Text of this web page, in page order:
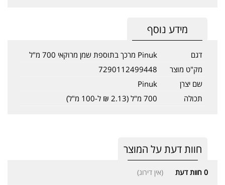
מידע נוסף
דגם
Pinuk מרכך בתוספת שמן מרוקאי 700 מ"ל
מק"ט מוצר
7290112499448
שם יצרן
Pinuk
תכולה
700 מ"ל (2.13 ₪ ל-100 מ"ל)
חוות דעת על המוצר
0 חוות דעת (אין דירוג)